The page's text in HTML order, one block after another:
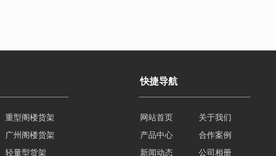
重型阁楼货架
广州阁楼货架
轻量型货架
快捷导航
网站首页
关于我们
产品中心
合作案例
新闻动态
公司相册